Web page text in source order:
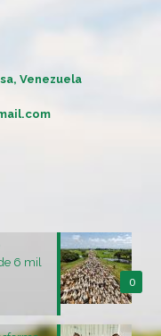
Venezuela
0
6 mil